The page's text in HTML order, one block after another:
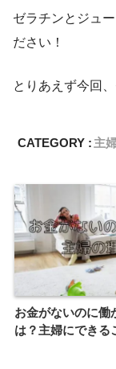
ゼラチンとジュ
ださい！
とりあえず今回
CATEGORY : 主
お金がないのに働
は？主婦にできる